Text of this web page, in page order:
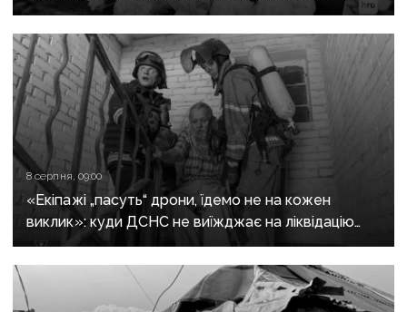
пошуковцем загону «Плацдарм»
8 серпня, 09:00
«Екіпажі „пасуть“ дрони, їдемо не на кожен
виклик»: куди ДСНС не виїжджає на ліквідацію
надзвичайних ситуацій у Краматорську
та Слов’янську